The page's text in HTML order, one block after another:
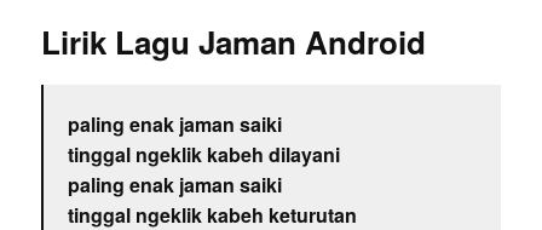
Lirik Lagu Jaman Android
paling enak jaman saiki
tinggal ngeklik kabeh dilayani
paling enak jaman saiki
tinggal ngeklik kabeh keturutan